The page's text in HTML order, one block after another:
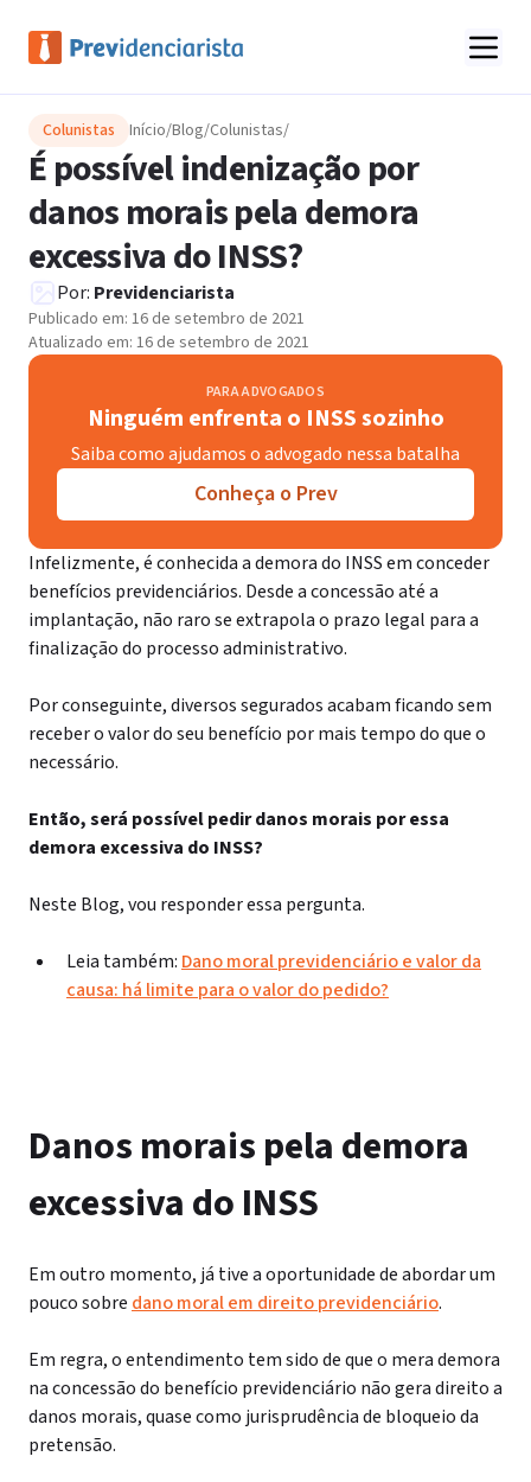
Colunistas Início/Blog/Colunistas/
É possível indenização por
danos morais pela demora
excessiva do INSS?
Por: Previdenciarista
Publicado em: 16 de setembro de 2021
Atualizado em: 16 de setembro de 2021
PARA ADVOGADOS
Ninguém enfrenta o INSS sozinho
Saiba como ajudamos o advogado nessa batalha
Conheça o Prev
Infelizmente, é conhecida a demora do INSS em conceder
benefícios previdenciários. Desde a concessão até a
implantação, não raro se extrapola o prazo legal para a
finalização do processo administrativo.
Por conseguinte, diversos segurados acabam ficando sem
receber o valor do seu benefício por mais tempo do que o
necessário.
Então, será possível pedir danos morais por essa
demora excessiva do INSS?
Neste Blog, vou responder essa pergunta.
Leia também: Dano moral previdenciário e valor da
causa: há limite para o valor do pedido?
Danos morais pela demora
excessiva do INSS
Em outro momento, já tive a oportunidade de abordar um
pouco sobre dano moral em direito previdenciário.
Em regra, o entendimento tem sido de que o mera demora
na concessão do benefício previdenciário não gera direito a
danos morais, quase como jurisprudência de bloqueio da
pretensão.